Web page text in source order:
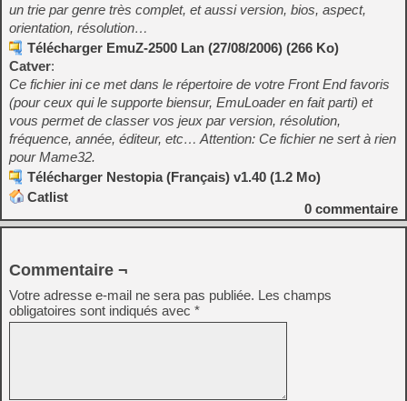
un trie par genre très complet, et aussi version, bios, aspect,
orientation, résolution…
Télécharger EmuZ-2500 Lan (27/08/2006) (266 Ko)
Catver:
Ce fichier ini ce met dans le répertoire de votre Front End favoris
(pour ceux qui le supporte biensur, EmuLoader en fait parti) et
vous permet de classer vos jeux par version, résolution,
fréquence, année, éditeur, etc… Attention: Ce fichier ne sert à rien
pour Mame32.
Télécharger Nestopia (Français) v1.40 (1.2 Mo)
Catlist
0 commentaire
Commentaire ¬
Votre adresse e-mail ne sera pas publiée. Les champs
obligatoires sont indiqués avec *